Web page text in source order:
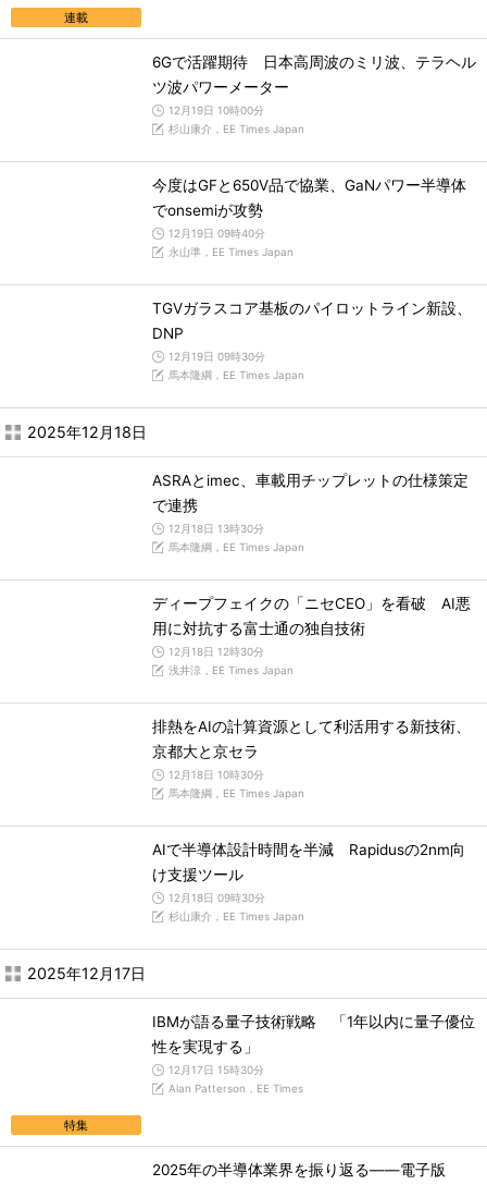
連載
6Gで活躍期待 日本高周波のミリ波、テラヘル
ツ波パワーメーター
12月19日 10時00分
杉山康介，EE Times Japan
今度はGFと650V品で協業、GaNパワー半導体
でonsemiが攻勢
12月19日 09時40分
永山準，EE Times Japan
TGVガラスコア基板のパイロットライン新設、
DNP
12月19日 09時30分
馬本隆綱，EE Times Japan
2025年12月18日
ASRAとimec、車載用チップレットの仕様策定
で連携
12月18日 13時30分
馬本隆綱，EE Times Japan
ディープフェイクの「ニセCEO」を看破 AI悪
用に対抗する富士通の独自技術
12月18日 12時30分
浅井涼，EE Times Japan
排熱をAIの計算資源として利活用する新技術、
京都大と京セラ
12月18日 10時30分
馬本隆綱，EE Times Japan
AIで半導体設計時間を半減 Rapidusの2nm向
け支援ツール
12月18日 09時30分
杉山康介，EE Times Japan
2025年12月17日
特集
IBMが語る量子技術戦略 「1年以内に量子優位
性を実現する」
12月17日 15時30分
Alan Patterson，EE Times
2025年の半導体業界を振り返る――電子版